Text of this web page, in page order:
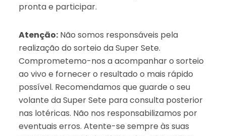
pronta e participar.
Atenção:Não somos responsáveis pela
realização do sorteio da Super Sete.
Comprometemo-nos a acompanhar o sorteio
ao vivo e fornecer o resultado o mais rápido
possível. Recomendamos que guarde o seu
volante da Super Sete para consulta posterior
nas lotéricas. Não nos responsabilizamos por
eventuais erros. Atente-se sempre às suas